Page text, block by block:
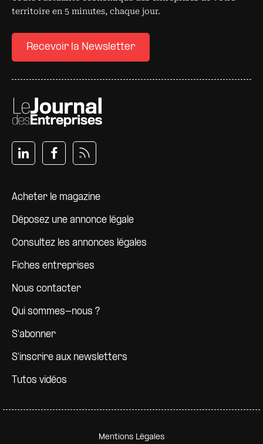
territoire en 5 minutes, chaque jour.
Recevoir la Newsletter
Pied de page
Acheter le magazine
Déposez une annonce légale
Consultez les annonces légales
Fiches entreprises
Nous contacter
Qui sommes-nous ?
S'abonner
S'inscrire aux newsletters
Tutos vidéos
Pied de page secondaire
Mentions Légales